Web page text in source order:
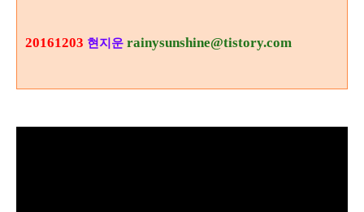
20161203 현지운 rainysunshine@tistory.com